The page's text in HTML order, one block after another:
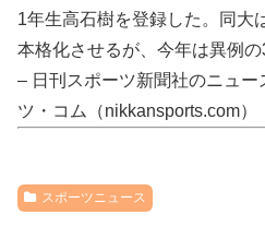
1年生高石樹を登録した。同大
本格化させるが、今年は異例
– 日刊スポーツ新聞社のニュ
ツ・コム（nikkansports.com）
スポーツニュース